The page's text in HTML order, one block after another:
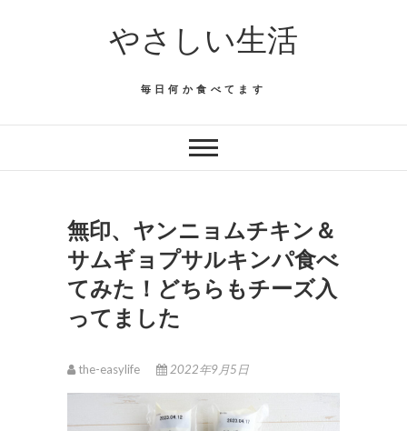
やさしい生活
毎日何か食べてます
無印、ヤンニョムチキン＆
サムギョプサルキンパ食べ
てみた！どちらもチーズ入
ってました
the-easylife 2022年9月5日